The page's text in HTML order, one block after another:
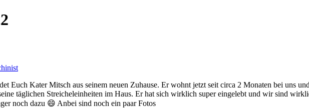
Euch Kater Mitsch aus seinem neuen Zuhause. Er wohnt jetzt seit circa 2 Monaten bei uns
täglichen Streicheleinheiten im Haus. Er hat sich wirklich super eingelebt und wir sind
noch dazu 😄 Anbei sind noch ein paar Fotos